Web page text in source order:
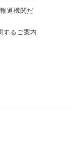
道機関だ
するご案内